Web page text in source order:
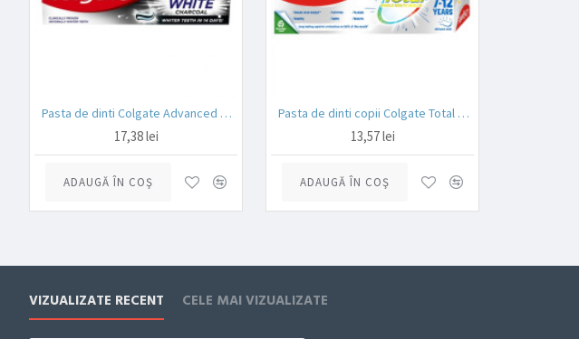
Pasta de dinti Colgate Advanced White Charcoal 100 ml
17,38 lei
ADAUGĂ ÎN COŞ
Pasta de dinti copii Colgate Total 7-12 ani 50 ml
13,57 lei
ADAUGĂ ÎN COŞ
VIZUALIZATE RECENT CELE MAI VIZUALIZATE